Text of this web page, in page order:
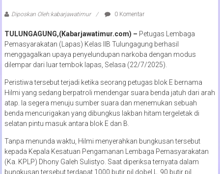
Diposkan Oleh:kabarjawatimur 0 Komentar
TULUNGAGUNG,(Kabarjawatimur.com) – Petugas Lembaga
Pemasyarakatan (Lapas) Kelas IIB Tulungagung berhasil
menggagalkan upaya penyelundupan narkoba dengan modus
dilempar dari luar tembok lapas, Selasa (22/7/2025).
Peristiwa tersebut terjadi ketika seorang petugas blok E bernama
Hilmi yang sedang berpatroli mendengar suara benda jatuh dari arah
atap. Ia segera menuju sumber suara dan menemukan sebuah
benda mencurigakan yang dibungkus lakban hitam tergeletak di
selatan pintu masuk antara blok E dan B.
Tanpa menunda waktu, Hilmi menyerahkan bungkusan tersebut
kepada Kepala Kesatuan Pengamanan Lembaga Pemasyarakatan
(Ka. KPLP) Dhony Galeh Sulistyo. Saat diperiksa ternyata dalam
bungkusan tersebut terdapat 1000 butir pil dobel L, 90 butir pil